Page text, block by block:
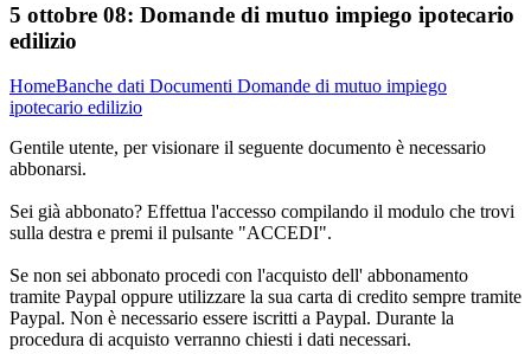
5 ottobre 08: Domande di mutuo impiego ipotecario
edilizio
HomeBanche dati Documenti Domande di mutuo impiego
ipotecario edilizio
Gentile utente, per visionare il seguente documento è necessario
abbonarsi.
Sei già abbonato? Effettua l'accesso compilando il modulo che trovi
sulla destra e premi il pulsante "ACCEDI".
Se non sei abbonato procedi con l'acquisto dell' abbonamento
tramite Paypal oppure utilizzare la sua carta di credito sempre tramite
Paypal. Non è necessario essere iscritti a Paypal. Durante la
procedura di acquisto verranno chiesti i dati necessari.